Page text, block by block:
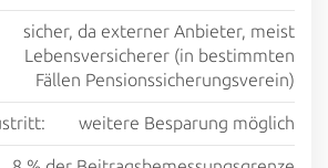
sicher, da externer Anbieter, meist
Lebensversicherer (in be­stimmten
Fällen Pensions­sicherungs­verein)
weitere Be­sparung möglich